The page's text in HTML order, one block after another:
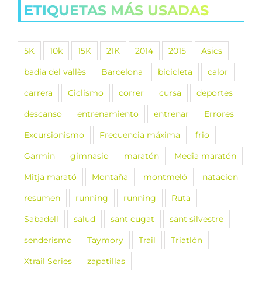
ETIQUETAS MÁS USADAS
5K 10k 15K 21K 2014 2015
Asics
badia del vallès
Barcelona bicicleta
calor
carrera
Ciclismo correr cursa
deportes
descanso
entrenamiento entrenar
Errores
Excursionismo
Frecuencia máxima
frio
Garmin
gimnasio maratón
Media maratón
Mitja marató
Montaña montmeló
natacion
resumen
running running
Ruta
Sabadell
salud sant cugat
sant silvestre
senderismo
Taymory Trail
Triatlón
Xtrail Series
zapatillas